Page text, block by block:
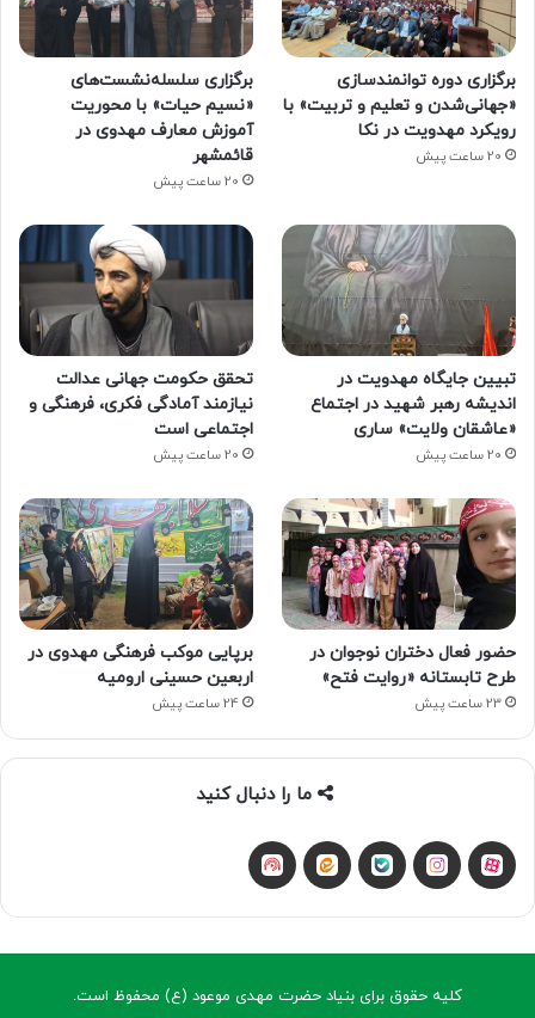
برگزاری دوره توانمندسازی
«جهانی‌شدن و تعلیم و تربیت» با
رویکرد مهدویت در نکا
20 ساعت پیش
برگزاری سلسله‌نشست‌های
«نسیم حیات» با محوریت
آموزش معارف مهدوی در
قائمشهر
20 ساعت پیش
تبیین جایگاه مهدویت در
اندیشه رهبر شهید در اجتماع
«عاشقان ولایت» ساری
20 ساعت پیش
تحقق حکومت جهانی عدالت
نیازمند آمادگی فکری، فرهنگی و
اجتماعی است
20 ساعت پیش
حضور فعال دختران نوجوان در
طرح تابستانه «روایت فتح»
23 ساعت پیش
برپایی موکب فرهنگی مهدوی در
اربعین حسینی ارومیه
24 ساعت پیش
ما را دنبال کنید
آپاراتاینستاگرام
بله ایتا شنوتو
کلیه حقوق برای بنیاد حضرت مهدی موعود (ع) محفوظ است.